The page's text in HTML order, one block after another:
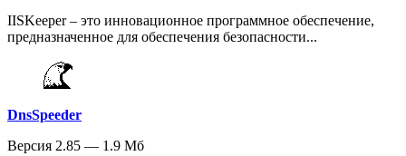
IISKeeper – это инновационное программное обеспечение,
предназначенное для обеспечения безопасности...
DnsSpeeder
Версия 2.85 — 1.9 Мб